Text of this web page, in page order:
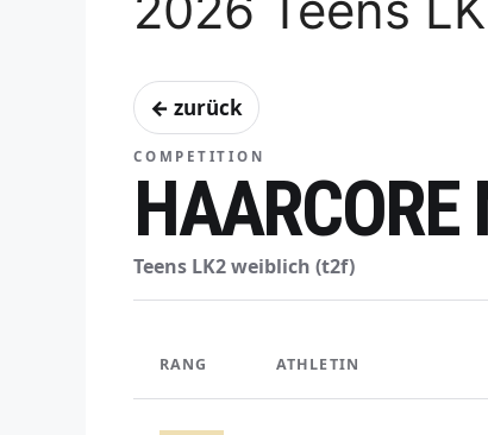
← zurück
COMPETITION
Teens LK2 weiblich (t2f)
RANG ATHLETIN